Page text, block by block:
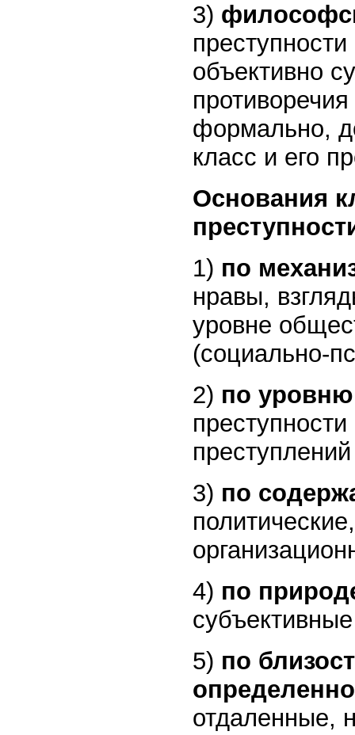
3)
объективно
формально,
класс и его
Основания
1) по
нравы,
уровне
(социально-
2) по
3) по
4) по
5) по
отдаленные,